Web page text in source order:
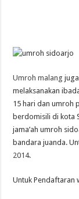
Umroh malang
melaksanakan
15 hari dan umroh
berdomisili di kota
jama’ah umroh
bandara juanda.
2014.
Untuk Pendaftaran